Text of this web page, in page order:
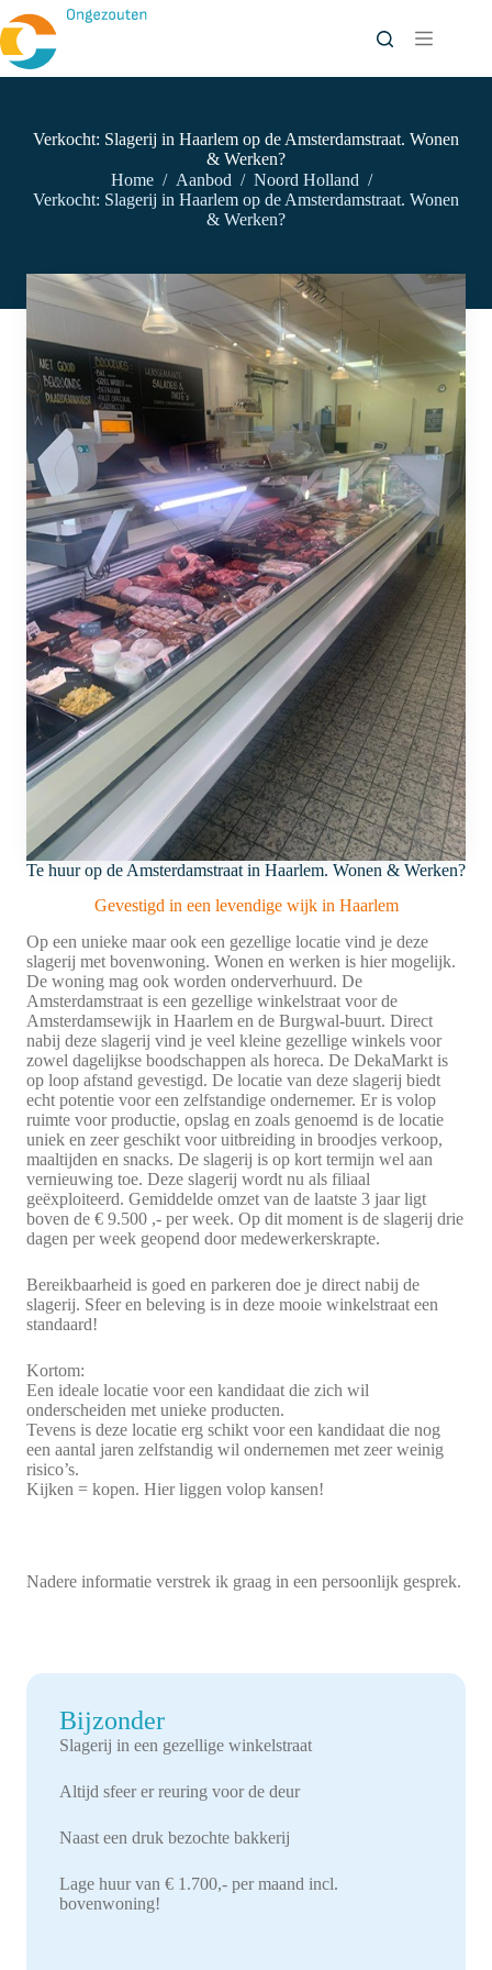
naar
de
inhoud
Verkocht: Slagerij in Haarlem op de Amsterdamstraat. Wonen
& Werken?
Home / Aanbod / Noord Holland /
Verkocht: Slagerij in Haarlem op de Amsterdamstraat. Wonen
& Werken?
Te huur op de Amsterdamstraat in Haarlem. Wonen & Werken?
Gevestigd in een levendige wijk in Haarlem
Op een unieke maar ook een gezellige locatie vind je deze
slagerij met bovenwoning. Wonen en werken is hier mogelijk.
De woning mag ook worden onderverhuurd. De
Amsterdamstraat is een gezellige winkelstraat voor de
Amsterdamsewijk in Haarlem en de Burgwal-buurt. Direct
nabij deze slagerij vind je veel kleine gezellige winkels voor
zowel dagelijkse boodschappen als horeca. De DekaMarkt is
op loop afstand gevestigd. De locatie van deze slagerij biedt
echt potentie voor een zelfstandige ondernemer. Er is volop
ruimte voor productie, opslag en zoals genoemd is de locatie
uniek en zeer geschikt voor uitbreiding in broodjes verkoop,
maaltijden en snacks. De slagerij is op kort termijn wel aan
vernieuwing toe. Deze slagerij wordt nu als filiaal
geëxploiteerd. Gemiddelde omzet van de laatste 3 jaar ligt
boven de € 9.500 ,- per week. Op dit moment is de slagerij drie
dagen per week geopend door medewerkerskrapte.
Bereikbaarheid is goed en parkeren doe je direct nabij de
slagerij. Sfeer en beleving is in deze mooie winkelstraat een
standaard!
Kortom:
Een ideale locatie voor een kandidaat die zich wil
onderscheiden met unieke producten.
Tevens is deze locatie erg schikt voor een kandidaat die nog
een aantal jaren zelfstandig wil ondernemen met zeer weinig
risico’s.
Kijken = kopen. Hier liggen volop kansen!
Nadere informatie verstrek ik graag in een persoonlijk gesprek.
Bijzonder
Slagerij in een gezellige winkelstraat
Altijd sfeer er reuring voor de deur
Naast een druk bezochte bakkerij
Lage huur van € 1.700,- per maand incl.
bovenwoning!